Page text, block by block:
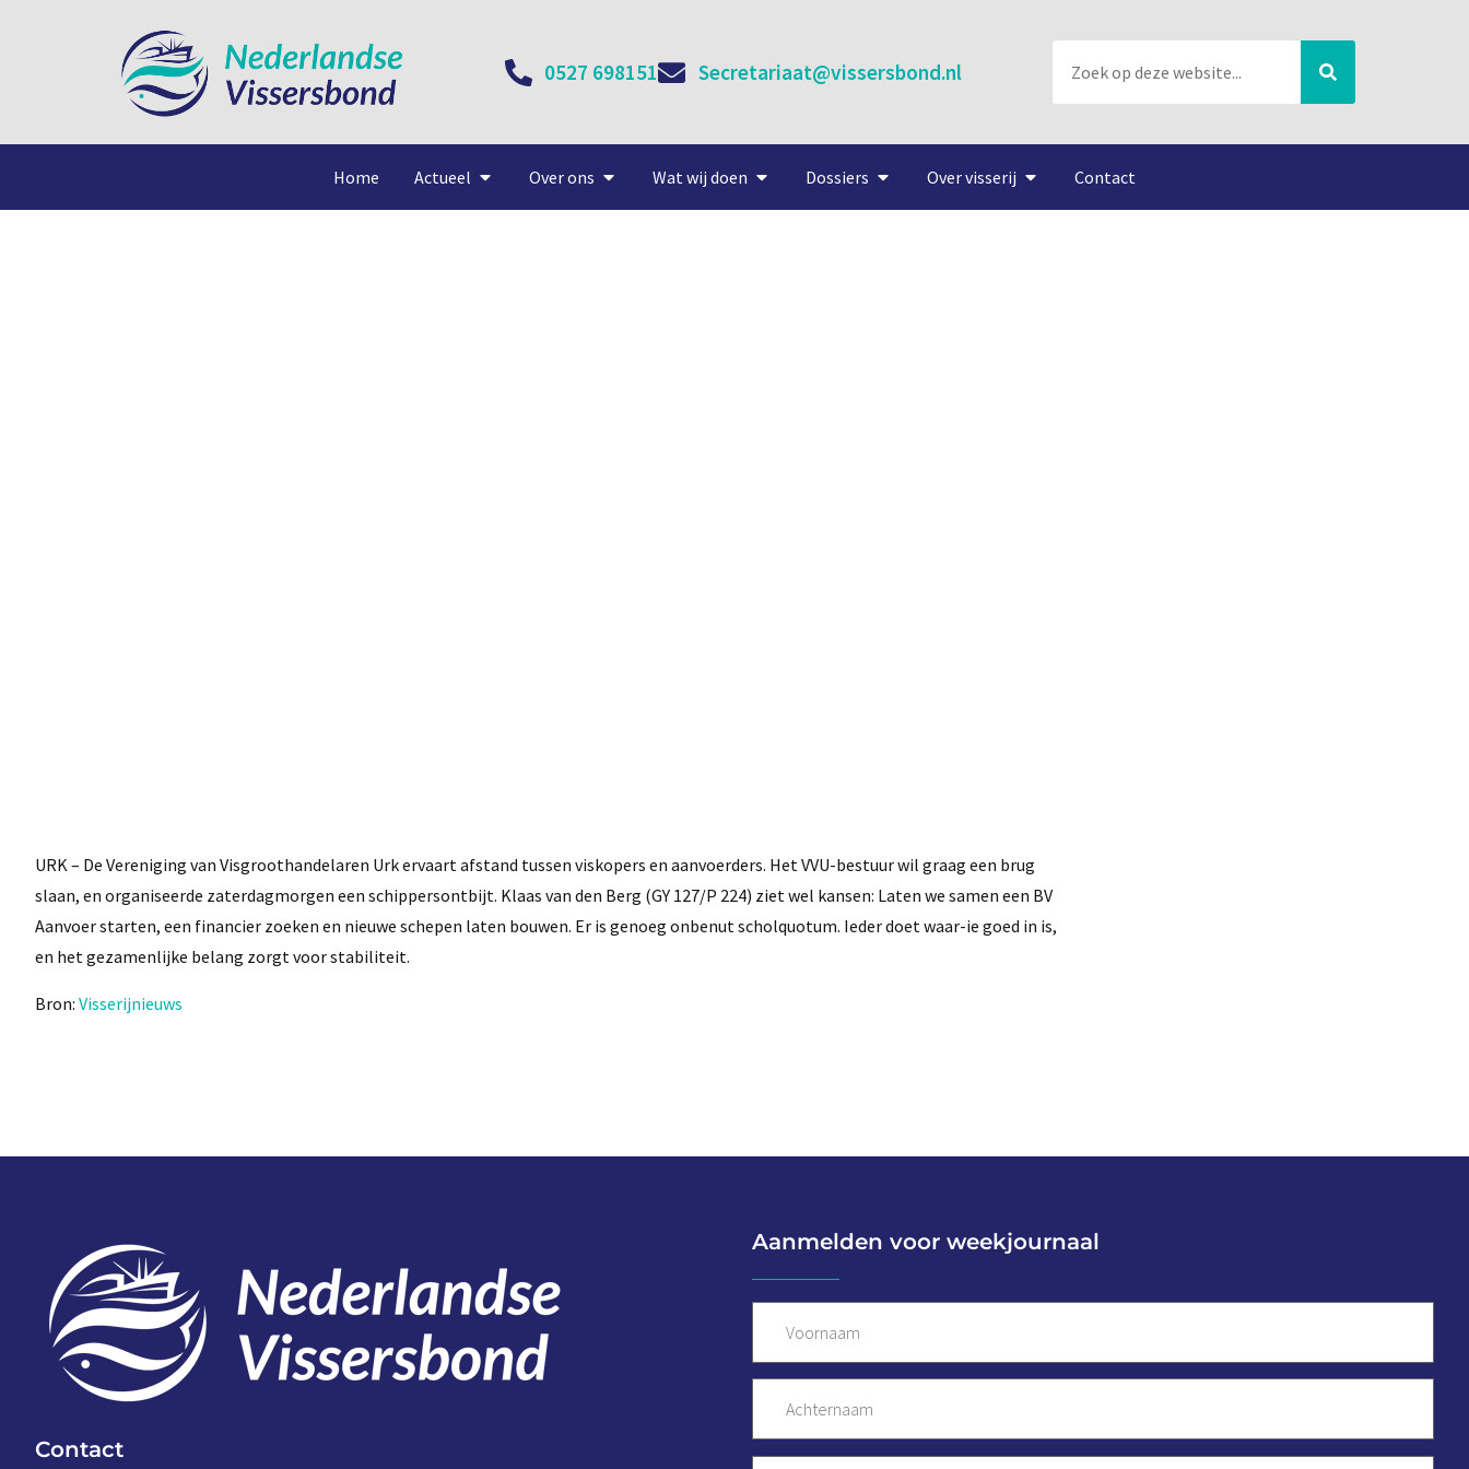
0527 698151 Secretariaat@vissersbond.nl
Home Actueel Over ons Wat wij doen Dossiers Over visserij Contact
URK – De Vereniging van Visgroothandelaren Urk ervaart afstand tussen viskopers en aanvoerders. Het VVU-bestuur wil graag een brug
slaan, en organiseerde zaterdagmorgen een schippersontbijt. Klaas van den Berg (GY 127/P 224) ziet wel kansen: Laten we samen een BV
Aanvoer starten, een financier zoeken en nieuwe schepen laten bouwen. Er is genoeg onbenut scholquotum. Ieder doet waar-ie goed in is,
en het gezamenlijke belang zorgt voor stabiliteit.
Bron: Visserijnieuws
Contact
Aanmelden voor weekjournaal